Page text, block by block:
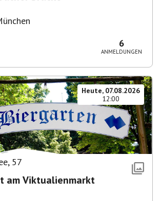
6
ANMELDUNGEN
Heute, 07.08.2026
12:00
, 57
am Viktualienmarkt